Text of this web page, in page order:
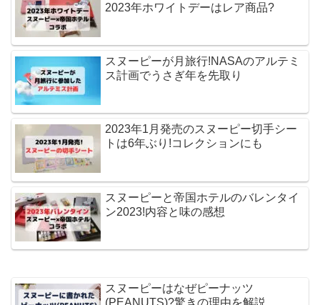
2023年ホワイトデーはレア商品?
スヌーピーが月旅行!NASAのアルテミ
ス計画でうさぎ年を先取り
2023年1月発売のスヌーピー切手シー
トは6年ぶり!コレクションにも
スヌーピーと帝国ホテルのバレンタイ
ン2023!内容と味の感想
スヌーピーはなぜピーナッツ
(PEANUTS)?驚きの理由を解説